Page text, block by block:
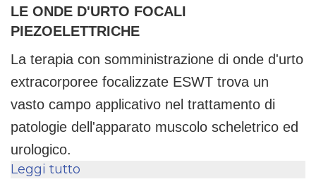
LE ONDE D'URTO FOCALI
PIEZOELETTRICHE
La terapia con somministrazione di onde d'urto
extracorporee focalizzate ESWT trova un
vasto campo applicativo nel trattamento di
patologie dell'apparato muscolo scheletrico ed
urologico.
Leggi tutto